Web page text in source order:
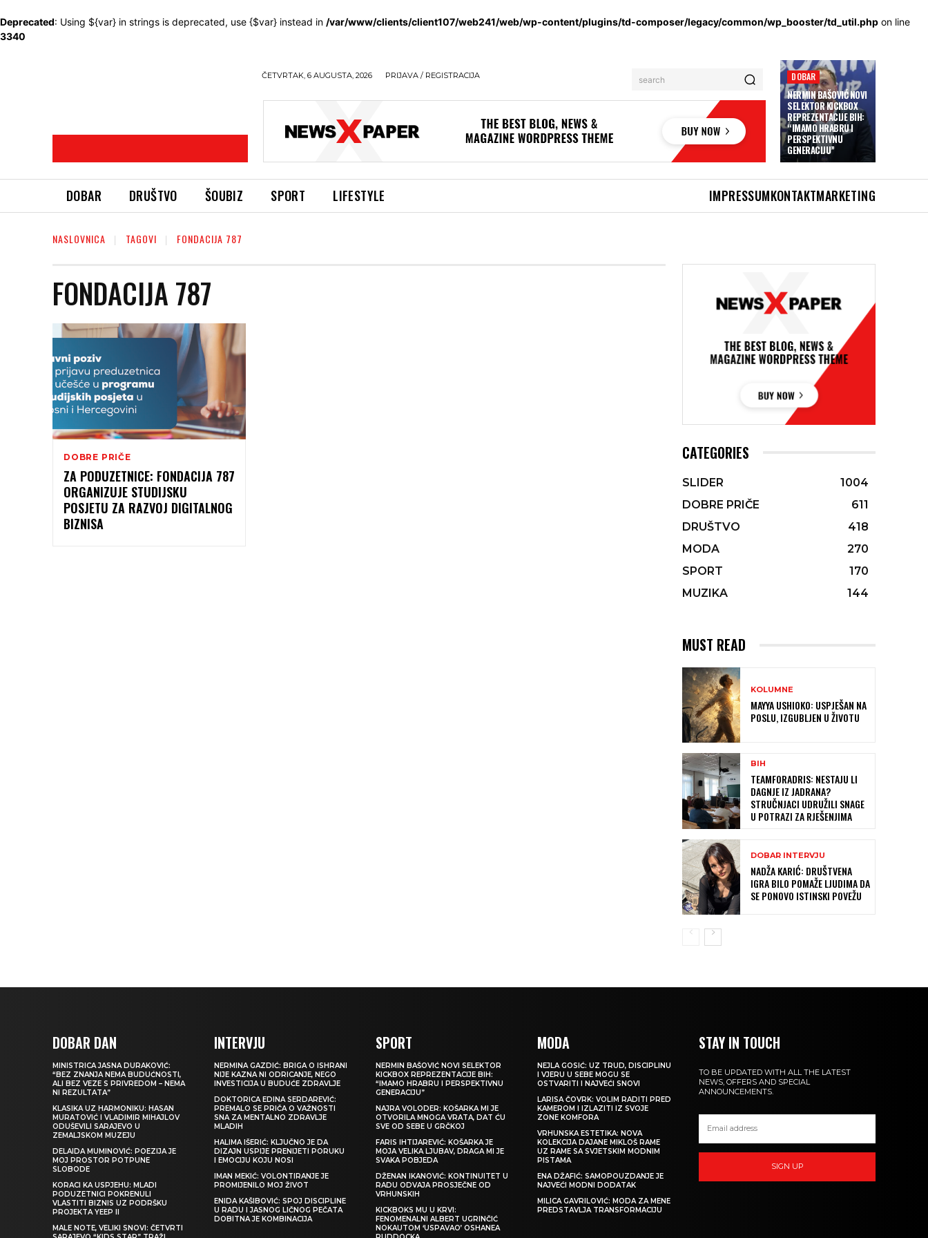
Deprecated: Using ${var} in strings is deprecated, use {$var} instead in /var/www/clients/client107/web241/web/wp-content/plugins/td-composer/legacy/common/wp_booster/td_util.php on line
3340
ČETVRTAK, 6 AUGUSTA, 2026 PRIJAVA / REGISTRACIJA search DOBAR
NERMIN BAŠOVIĆ NOVI
SELEKTOR KICKBOX
REPREZENTACIJE BIH:
“IMAMO HRABRU I
PERSPEKTIVNU
GENERACIJU”
DOBAR DRUŠTVO ŠOUBIZ SPORT LIFESTYLE IMPRESSUMKONTAKTMARKETING
NASLOVNICA TAGOVI FONDACIJA 787
FONDACIJA 787
DOBRE PRIČE
ZA PODUZETNICE: FONDACIJA 787
ORGANIZUJE STUDIJSKU
POSJETU ZA RAZVOJ DIGITALNOG
BIZNISA
CATEGORIES
SLIDER
1004
DOBRE PRIČE
611
DRUŠTVO
418
MODA
270
SPORT
170
MUZIKA
144
MUST READ
KOLUMNE
MAYYA USHIOKO: USPJEŠAN NA
POSLU, IZGUBLJEN U ŽIVOTU
BIH
TEAMFORADRIS: NESTAJU LI
DAGNJE IZ JADRANA?
STRUČNJACI UDRUŽILI SNAGE
U POTRAZI ZA RJEŠENJIMA
DOBAR INTERVJU
NADŽA KARIĆ: DRUŠTVENA
IGRA BILO POMAŽE LJUDIMA DA
SE PONOVO ISTINSKI POVEŽU
DOBAR DAN
MINISTRICA JASNA DURAKOVIĆ:
“BEZ ZNANJA NEMA BUDUĆNOSTI,
ALI BEZ VEZE S PRIVREDOM – NEMA
NI REZULTATA”
KLASIKA UZ HARMONIKU: HASAN
MURATOVIĆ I VLADIMIR MIHAJLOV
ODUŠEVILI SARAJEVO U
ZEMALJSKOM MUZEJU
DELAIDA MUMINOVIĆ: POEZIJA JE
MOJ PROSTOR POTPUNE
SLOBODE
KORACI KA USPJEHU: MLADI
PODUZETNICI POKRENULI
VLASTITI BIZNIS UZ PODRŠKU
PROJEKTA YEEP II
MALE NOTE, VELIKI SNOVI: ČETVRTI
INTERVJU
NERMINA GAZDIĆ: BRIGA O ISHRANI
NIJE KAZNA NI ODRICANJE, NEGO
INVESTICIJA U BUDUĆE ZDRAVLJE
DOKTORICA EDINA SERDAREVIĆ:
PREMALO SE PRIČA O VAŽNOSTI
SNA ZA MENTALNO ZDRAVLJE
MLADIH
HALIMA IŠERIĆ: KLJUČNO JE DA
DIZAJN USPIJE PRENIJETI PORUKU
I EMOCIJU KOJU NOSI
IMAN MEKIĆ: VOLONTIRANJE JE
PROMIJENILO MOJ ŽIVOT
ENIDA KAŠIBOVIĆ: SPOJ DISCIPLINE
U RADU I JASNOG LIČNOG PEČATA
DOBITNA JE KOMBINACIJA
SPORT
NERMIN BAŠOVIĆ NOVI SELEKTOR
KICKBOX REPREZENTACIJE BIH:
“IMAMO HRABRU I PERSPEKTIVNU
GENERACIJU”
NAJRA VOLODER: KOŠARKA MI JE
OTVORILA MNOGA VRATA, DAT ĆU
SVE OD SEBE U GRČKOJ
FARIS IHTIJAREVIĆ: KOŠARKA JE
MOJA VELIKA LJUBAV, DRAGA MI JE
SVAKA POBJEDA
DŽENAN IKANOVIĆ: KONTINUITET U
RADU ODVAJA PROSJEČNE OD
VRHUNSKIH
KICKBOKS MU U KRVI:
FENOMENALNI ALBERT UGRINČIĆ
NOKAUTOM ‘USPAVAO’ OSHANEA
MODA
NEJLA GOSIĆ: UZ TRUD, DISCIPLINU
I VJERU U SEBE MOGU SE
OSTVARITI I NAJVEĆI SNOVI
LARISA ČOVRK: VOLIM RADITI PRED
KAMEROM I IZLAZITI IZ SVOJE
ZONE KOMFORA
VRHUNSKA ESTETIKA: NOVA
KOLEKCIJA DAJANE MIKLOŠ RAME
UZ RAME SA SVJETSKIM MODNIM
PISTAMA
ENA DŽAFIĆ: SAMOPOUZDANJE JE
NAJVEĆI MODNI DODATAK
MILICA GAVRILOVIĆ: MODA ZA MENE
PREDSTAVLJA TRANSFORMACIJU
STAY IN TOUCH
TO BE UPDATED WITH ALL THE LATEST
NEWS, OFFERS AND SPECIAL
ANNOUNCEMENTS.
SIGN UP